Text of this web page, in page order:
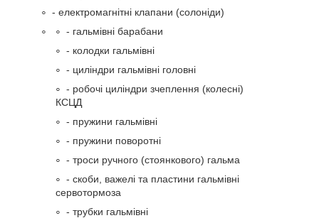
- електромагнітні клапани (солоніди)
- гальмівні барабани
- колодки гальмівні
- циліндри гальмівні головні
- робочі циліндри зчеплення (колесні)
КСЦД
- пружини гальмівні
- пружини поворотні
- троси ручного (стоянкового) гальма
- скоби, важелі та пластини гальмівні
сервотормоза
- трубки гальмівні